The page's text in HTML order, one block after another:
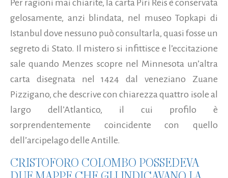
Per ragioni mai chiarite, la carta Piri Reis è conservata
gelosamente, anzi blindata, nel museo Topkapi di
Istanbul dove nessuno può consultarla, quasi fosse un
segreto di Stato. Il mistero si infittisce e l’eccitazione
sale quando Menzes scopre nel Minnesota un’altra
carta disegnata nel 1424 dal veneziano Zuane
Pizzigano, che descrive con chiarezza quattro isole al
largo dell’Atlantico, il cui profilo è
sorprendentemente coincidente con quello
dell’arcipelago delle Antille.
CRISTOFORO COLOMBO POSSEDEVA